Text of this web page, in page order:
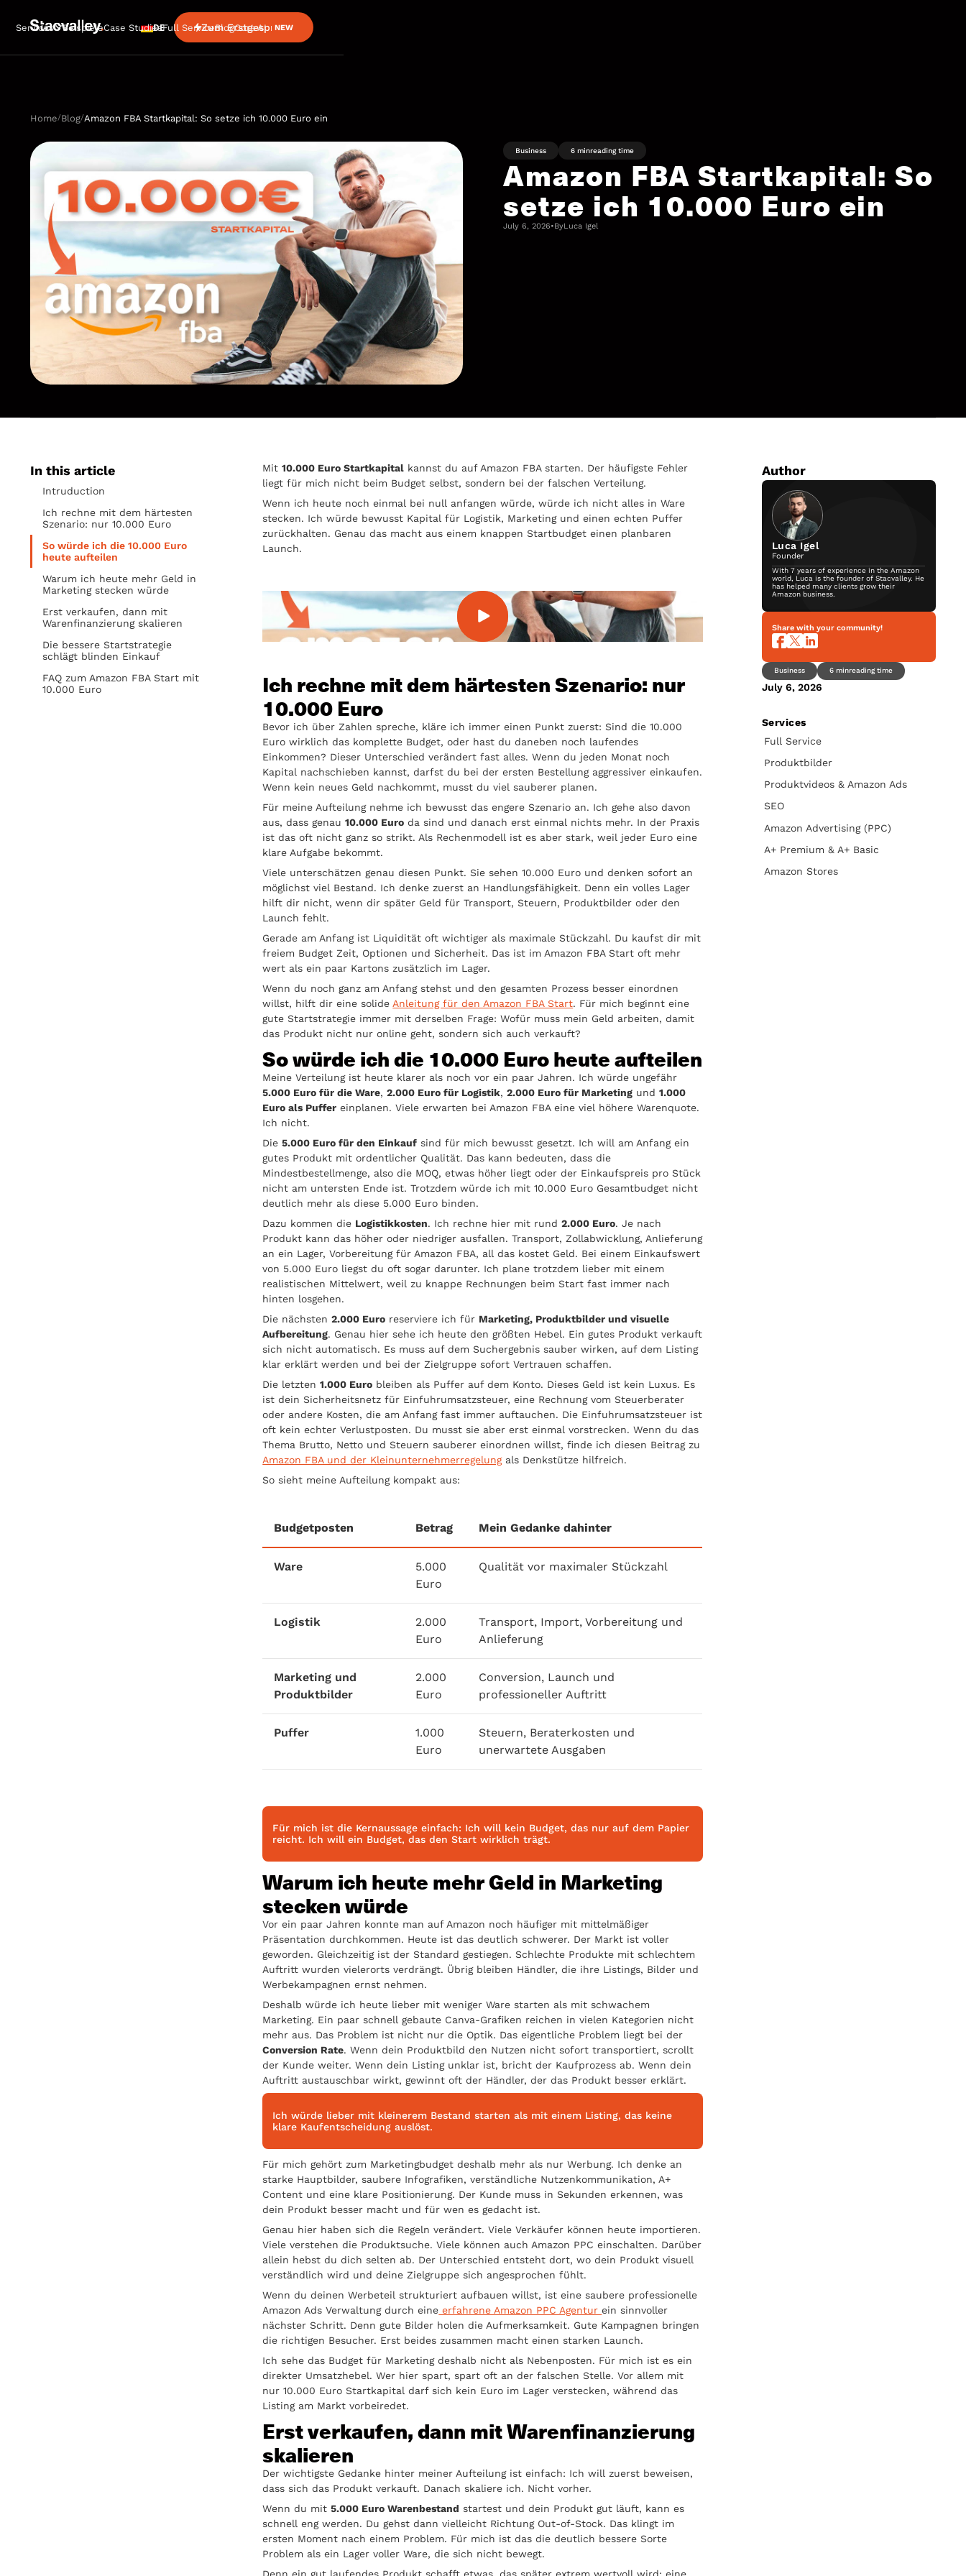
Services BeispieleCase StudiesFull ServiceBlogCora AI NEW
DE Zum Erstgespräch
Home/Blog/Amazon FBA Startkapital: So setze ich 10.000 Euro ein
Business 6 minreading time
Amazon FBA Startkapital: So
setze ich 10.000 Euro ein
July 6, 2026•ByLuca Igel
In this article
Intruduction
Ich rechne mit dem härtesten
Szenario: nur 10.000 Euro
So würde ich die 10.000 Euro
heute aufteilen
Warum ich heute mehr Geld in
Marketing stecken würde
Erst verkaufen, dann mit
Warenfinanzierung skalieren
Die bessere Startstrategie
schlägt blinden Einkauf
FAQ zum Amazon FBA Start mit
10.000 Euro
Mit10.000 Euro Startkapital kannst du auf Amazon FBA starten. Der häufigste Fehler
liegt für mich nicht beim Budget selbst, sondern bei der falschen Verteilung.
Wenn ich heute noch einmal bei null anfangen würde, würde ich nicht alles in Ware
stecken. Ich würde bewusst Kapital für Logistik, Marketing und einen echten Puffer
zurückhalten. Genau das macht aus einem knappen Startbudget einen planbaren
Launch.
Ich rechne mit dem härtesten Szenario: nur
10.000 Euro
Bevor ich über Zahlen spreche, kläre ich immer einen Punkt zuerst: Sind die 10.000
Euro wirklich das komplette Budget, oder hast du daneben noch laufendes
Einkommen? Dieser Unterschied verändert fast alles. Wenn du jeden Monat noch
Kapital nachschieben kannst, darfst du bei der ersten Bestellung aggressiver einkaufen.
Wenn kein neues Geld nachkommt, musst du viel sauberer planen.
Für meine Aufteilung nehme ich bewusst das engere Szenario an. Ich gehe also davon
aus, dass genau10.000 Euro da sind und danach erst einmal nichts mehr. In der Praxis
ist das oft nicht ganz so strikt. Als Rechenmodell ist es aber stark, weil jeder Euro eine
klare Aufgabe bekommt.
Viele unterschätzen genau diesen Punkt. Sie sehen 10.000 Euro und denken sofort an
möglichst viel Bestand. Ich denke zuerst an Handlungsfähigkeit. Denn ein volles Lager
hilft dir nicht, wenn dir später Geld für Transport, Steuern, Produktbilder oder den
Launch fehlt.
Gerade am Anfang ist Liquidität oft wichtiger als maximale Stückzahl. Du kaufst dir mit
freiem Budget Zeit, Optionen und Sicherheit. Das ist im Amazon FBA Start oft mehr
wert als ein paar Kartons zusätzlich im Lager.
Wenn du noch ganz am Anfang stehst und den gesamten Prozess besser einordnen
willst, hilft dir eine solide Anleitung für den Amazon FBA Start. Für mich beginnt eine
gute Startstrategie immer mit derselben Frage: Wofür muss mein Geld arbeiten, damit
das Produkt nicht nur online geht, sondern sich auch verkauft?
So würde ich die 10.000 Euro heute aufteilen
Meine Verteilung ist heute klarer als noch vor ein paar Jahren. Ich würde ungefähr
5.000 Euro für die Ware,2.000 Euro für Logistik,2.000 Euro für Marketing und1.000
Euro als Puffer einplanen. Viele erwarten bei Amazon FBA eine viel höhere Warenquote.
Ich nicht.
Die5.000 Euro für den Einkauf sind für mich bewusst gesetzt. Ich will am Anfang ein
gutes Produkt mit ordentlicher Qualität. Das kann bedeuten, dass die
Mindestbestellmenge, also die MOQ, etwas höher liegt oder der Einkaufspreis pro Stück
nicht am untersten Ende ist. Trotzdem würde ich mit 10.000 Euro Gesamtbudget nicht
deutlich mehr als diese 5.000 Euro binden.
Dazu kommen die Logistikkosten. Ich rechne hier mit rund2.000 Euro. Je nach
Produkt kann das höher oder niedriger ausfallen. Transport, Zollabwicklung, Anlieferung
an ein Lager, Vorbereitung für Amazon FBA, all das kostet Geld. Bei einem Einkaufswert
von 5.000 Euro liegst du oft sogar darunter. Ich plane trotzdem lieber mit einem
realistischen Mittelwert, weil zu knappe Rechnungen beim Start fast immer nach
hinten losgehen.
Die nächsten2.000 Euro reserviere ich für Marketing, Produktbilder und visuelle
Aufbereitung. Genau hier sehe ich heute den größten Hebel. Ein gutes Produkt verkauft
sich nicht automatisch. Es muss auf dem Suchergebnis sauber wirken, auf dem Listing
klar erklärt werden und bei der Zielgruppe sofort Vertrauen schaffen.
Die letzten1.000 Euro bleiben als Puffer auf dem Konto. Dieses Geld ist kein Luxus. Es
ist dein Sicherheitsnetz für Einfuhrumsatzsteuer, eine Rechnung vom Steuerberater
oder andere Kosten, die am Anfang fast immer auftauchen. Die Einfuhrumsatzsteuer ist
oft kein echter Verlustposten. Du musst sie aber erst einmal vorstrecken. Wenn du das
Thema Brutto, Netto und Steuern sauberer einordnen willst, finde ich diesen Beitrag zu
Amazon FBA und der Kleinunternehmerregelungals Denkstütze hilfreich.
So sieht meine Aufteilung kompakt aus:
Budgetposten Betrag Mein Gedanke dahinter
Ware
5.000
Euro
Qualität vor maximaler Stückzahl
Logistik
2.000
Euro
Transport, Import, Vorbereitung und
Anlieferung
Marketing und
Produktbilder
2.000
Euro
Conversion, Launch und
professioneller Auftritt
Puffer
1.000
Euro
Steuern, Beraterkosten und
unerwartete Ausgaben
Für mich ist die Kernaussage einfach: Ich will kein Budget, das nur auf dem Papier
reicht. Ich will ein Budget, das den Start wirklich trägt.
Warum ich heute mehr Geld in Marketing
stecken würde
Vor ein paar Jahren konnte man auf Amazon noch häufiger mit mittelmäßiger
Präsentation durchkommen. Heute ist das deutlich schwerer. Der Markt ist voller
geworden. Gleichzeitig ist der Standard gestiegen. Schlechte Produkte mit schlechtem
Auftritt wurden vielerorts verdrängt. Übrig bleiben Händler, die ihre Listings, Bilder und
Werbekampagnen ernst nehmen.
Deshalb würde ich heute lieber mit weniger Ware starten als mit schwachem
Marketing. Ein paar schnell gebaute Canva-Grafiken reichen in vielen Kategorien nicht
mehr aus. Das Problem ist nicht nur die Optik. Das eigentliche Problem liegt bei der
Conversion Rate. Wenn dein Produktbild den Nutzen nicht sofort transportiert, scrollt
der Kunde weiter. Wenn dein Listing unklar ist, bricht der Kaufprozess ab. Wenn dein
Auftritt austauschbar wirkt, gewinnt oft der Händler, der das Produkt besser erklärt.
Ich würde lieber mit kleinerem Bestand starten als mit einem Listing, das keine
klare Kaufentscheidung auslöst.
Für mich gehört zum Marketingbudget deshalb mehr als nur Werbung. Ich denke an
starke Hauptbilder, saubere Infografiken, verständliche Nutzenkommunikation, A+
Content und eine klare Positionierung. Der Kunde muss in Sekunden erkennen, was
dein Produkt besser macht und für wen es gedacht ist.
Genau hier haben sich die Regeln verändert. Viele Verkäufer können heute importieren.
Viele verstehen die Produktsuche. Viele können auch Amazon PPC einschalten. Darüber
allein hebst du dich selten ab. Der Unterschied entsteht dort, wo dein Produkt visuell
verständlich wird und deine Zielgruppe sich angesprochen fühlt.
Wenn du deinen Werbeteil strukturiert aufbauen willst, ist eine saubere professionelle
Amazon Ads Verwaltung durch eine erfahrene Amazon PPC Agenturein sinnvoller
nächster Schritt. Denn gute Bilder holen die Aufmerksamkeit. Gute Kampagnen bringen
die richtigen Besucher. Erst beides zusammen macht einen starken Launch.
Ich sehe das Budget für Marketing deshalb nicht als Nebenposten. Für mich ist es ein
direkter Umsatzhebel. Wer hier spart, spart oft an der falschen Stelle. Vor allem mit
nur 10.000 Euro Startkapital darf sich kein Euro im Lager verstecken, während das
Listing am Markt vorbeiredet.
Erst verkaufen, dann mit Warenfinanzierung
skalieren
Der wichtigste Gedanke hinter meiner Aufteilung ist einfach: Ich will zuerst beweisen,
dass sich das Produkt verkauft. Danach skaliere ich. Nicht vorher.
Wenn du mit5.000 Euro Warenbestand startest und dein Produkt gut läuft, kann es
schnell eng werden. Du gehst dann vielleicht Richtung Out-of-Stock. Das klingt im
ersten Moment nach einem Problem. Für mich ist das die deutlich bessere Sorte
Problem als ein Lager voller Ware, die sich nicht bewegt.
Author
Luca Igel
Founder
With 7 years of experience in the Amazon
world, Luca is the founder of Stacvalley. He
has helped many clients grow their
Amazon business.
Share with your community!
Business 6 minreading time
July 6, 2026
Services
Full Service
Produktbilder
Produktvideos & Amazon Ads
SEO
Amazon Advertising (PPC)
A+ Premium & A+ Basic
Amazon Stores